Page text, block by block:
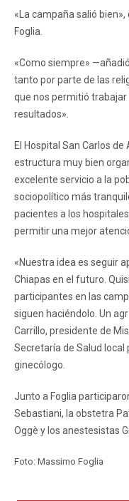
«La campaña salió
Foglia.
«Como siempre»
tanto por parte de las
que nos permitió
resultados».
El Hospital San Carlos
estructura muy bien
excelente servicio a la
sociopolítico más
pacientes a los
permitir una mejor
«Nuestra idea es seguir
Chiapas en el futuro.
participantes en las
siguen haciéndolo. Un
Carrillo, presidente de
Secretaría de Salud local
ginecólogo.
Junto a Foglia
Sebastiani, la obstetra
Oggè y los anestesistas
Foto: Massimo Foglia